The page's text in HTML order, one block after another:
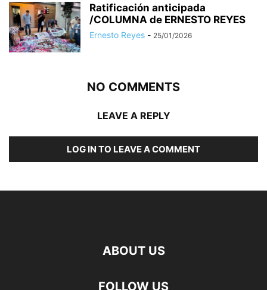
Ratificación anticipada
/COLUMNA de ERNESTO REYES
Ernesto Reyes - 25/01/2026
NO COMMENTS
LEAVE A REPLY
LOG IN TO LEAVE A COMMENT
ABOUT US
FOLLOW US